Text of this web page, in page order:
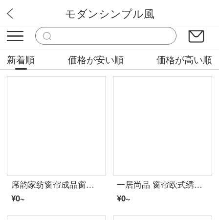
快適ホーム
モダンシンプル風
新着順 価格が安い順 価格が高い順
席韵家纺窗帘成品窗帘隔热防晒遮光 定制加厚落地仿亚麻素色客厅卧室窗帘布全国免费测量/安装 M天鹅绒麻三色拼接(70%-85%遮光)-多色可选 定做宽1米*高2.7米单价（纳米环）可改高
¥0~
一居尚品 窗帘欧式绣花遮光双层卧室落地窗纱简约现代成品布纱一体 蓝色宽2.0米高2.7米挂钩款单片配纱
¥0~